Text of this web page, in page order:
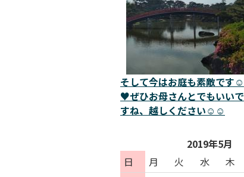
そして今はお庭も素敵です☺️
♥️ぜひお母さんとでもいいで
すね、越しください☺️☺️
2019年5月
日
月 火 水 木